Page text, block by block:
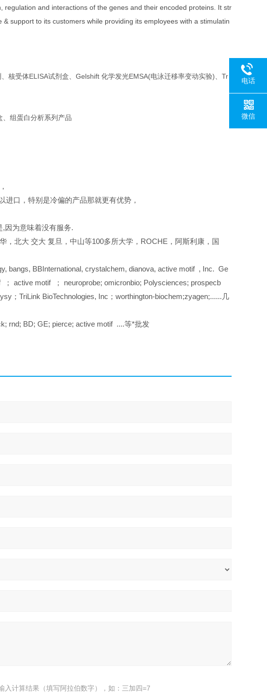
and interactions of the genes and their encoded proteins. It str
support to its customers while providing its employees with a stimulatin
核受体ELISA试剂盒、Gelshift 化学发光EMSA(电泳迁移率变动实验)、Tr
组蛋白分析系列产品
口，特别是冷偏的产品那就更有优势，
,因为意味着没有服务.
，北大 交大 复旦，中山等100多所大学，ROCHE，阿斯利康，国
bangs, BBInternational, crystalchem, dianova, active motif , Inc. Ge
active motif ； neuroprobe; omicronbio; Polysciences; prospecb
；TriLink BioTechnologies, Inc；worthington-biochem;zyagen;......几
rnd; BD; GE; pierce; active motif ....等*批发
入计算结果（填写阿拉伯数字），如：三加四=7
电话
微信